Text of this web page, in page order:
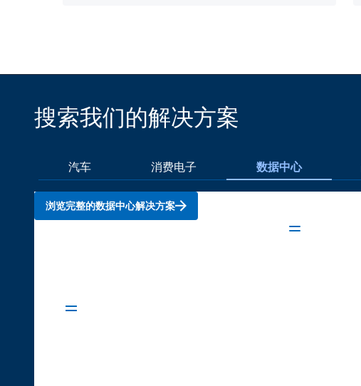
搜索我们的解决方案
汽车 消费电子 数据中心
浏览完整的数据中心解决方案
光网络解决方案
服务器设备
AI 加速器